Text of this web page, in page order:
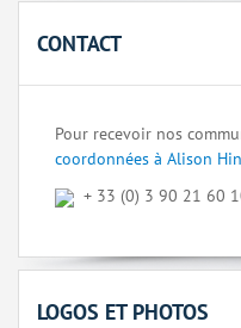
CONTACT
Pour recevoir nos
coordonnées à Alison
+ 33 (0) 3 90 21 60
LOGOS ET PHOTOS